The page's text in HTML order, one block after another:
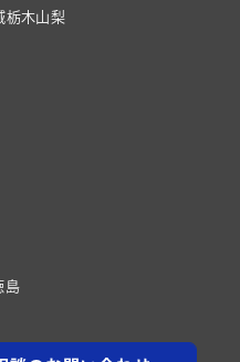
栃木山梨
島